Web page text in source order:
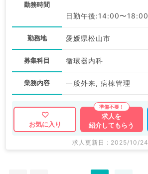
勤務時間
日勤午後:14:00〜18:00
勤務地 愛媛県松山市
募集科目 循環器内科
業務内容 一般外来, 病棟管理
お気に入り
求人を
紹介してもらう
求人更新日 : 2025/10/24